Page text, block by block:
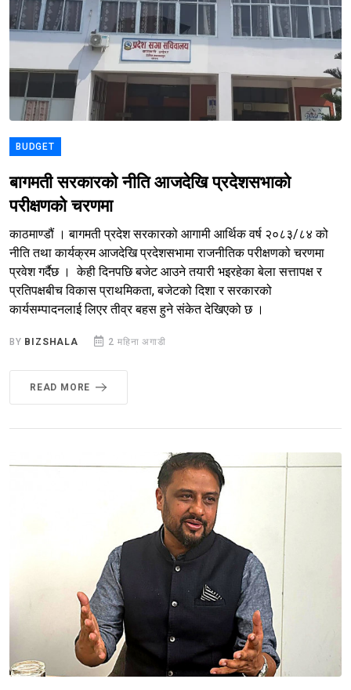
BUDGET
बागमती सरकारको नीति आजदेखि प्रदेशसभाको
परीक्षणको चरणमा
काठमाण्डौं । बागमती प्रदेश सरकारको आगामी आर्थिक वर्ष २०८३/८४ को
नीति तथा कार्यक्रम आजदेखि प्रदेशसभामा राजनीतिक परीक्षणको चरणमा
प्रवेश गर्दैछ । केही दिनपछि बजेट आउने तयारी भइरहेका बेला सत्तापक्ष र
प्रतिपक्षबीच विकास प्राथमिकता, बजेटको दिशा र सरकारको
कार्यसम्पादनलाई लिएर तीव्र बहस हुने संकेत देखिएको छ ।
BY BIZSHALA 2 महिना अगाडी
READ MORE